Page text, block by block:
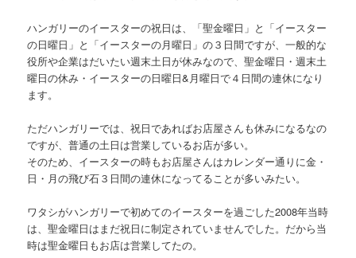
ハンガリーのイースターの祝日は、「聖金曜日」と「イースター
の日曜日」と「イースターの月曜日」の３日間ですが、一般的な
役所や企業はだいたい週末土日が休みなので、聖金曜日・週末土
曜日の休み・イースターの日曜日&月曜日で４日間の連休になり
ます。
ただハンガリーでは、祝日であればお店屋さんも休みになるなの
ですが、普通の土日は営業しているお店が多い。
そのため、イースターの時もお店屋さんはカレンダー通りに金・
日・月の飛び石３日間の連休になってることが多いみたい。
ワタシがハンガリーで初めてのイースターを過ごした2008年当時
は、聖金曜日はまだ祝日に制定されていませんでした。だから当
時は聖金曜日もお店は営業してたの。